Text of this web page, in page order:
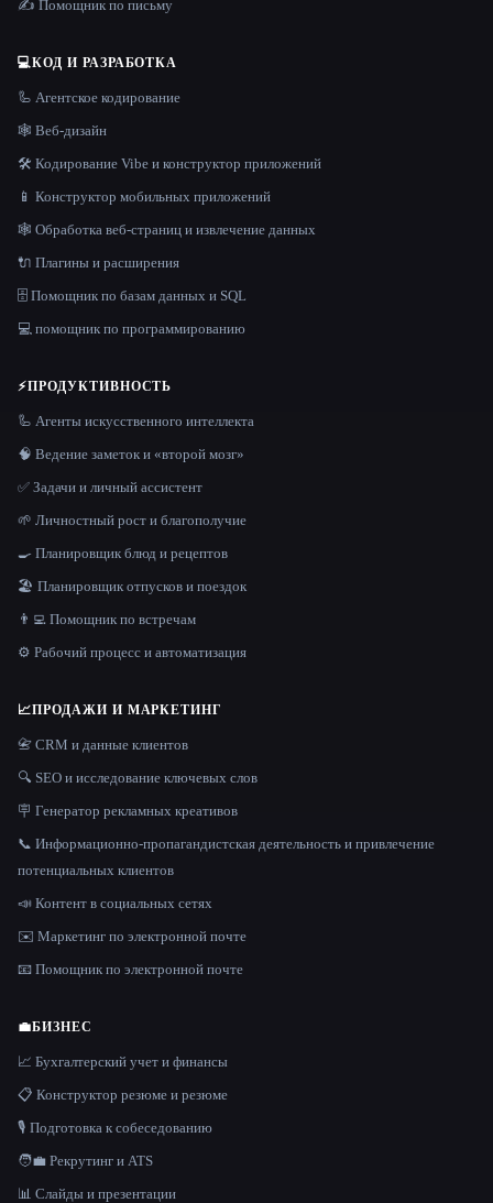
✍️ Помощник по письму
💻КОД И РАЗРАБОТКА
🦾 Агентское кодирование
🕸 Веб-дизайн
🛠️ Кодирование Vibe и конструктор приложений
📱 Конструктор мобильных приложений
🕸️ Обработка веб-страниц и извлечение данных
🔌 Плагины и расширения
🗄️ Помощник по базам данных и SQL
💻 помощник по программированию
⚡ПРОДУКТИВНОСТЬ
🦾 Агенты искусственного интеллекта
🧠 Ведение заметок и «второй мозг»
✅ Задачи и личный ассистент
🌱 Личностный рост и благополучие
🍳 Планировщик блюд и рецептов
🏖 Планировщик отпусков и поездок
👨‍💻 Помощник по встречам
⚙️ Рабочий процесс и автоматизация
📈ПРОДАЖИ И МАРКЕТИНГ
📇 CRM и данные клиентов
🔍 SEO и исследование ключевых слов
🪧 Генератор рекламных креативов
📞 Информационно-пропагандистская деятельность и привлечение
потенциальных клиентов
📣 Контент в социальных сетях
✉️ Маркетинг по электронной почте
📧 Помощник по электронной почте
💼БИЗНЕС
📈 Бухгалтерский учет и финансы
📋 Конструктор резюме и резюме
🎙️ Подготовка к собеседованию
🧑‍💼 Рекрутинг и ATS
📊 Слайды и презентации